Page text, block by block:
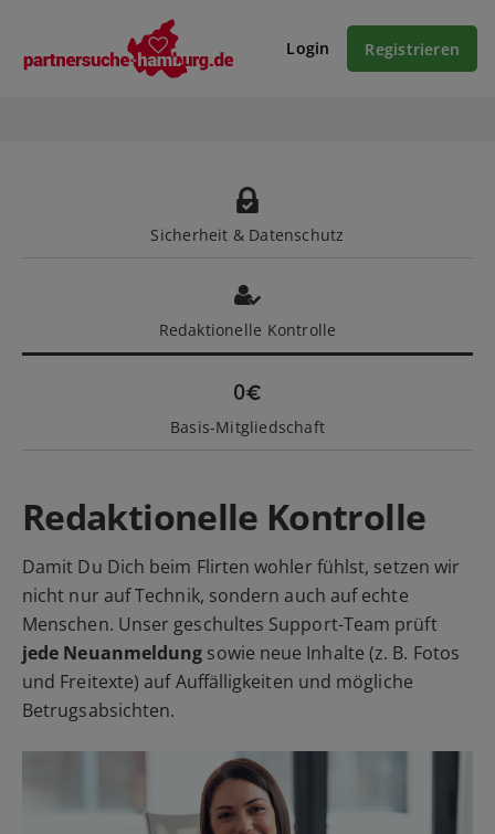
Login Registrieren
Sicherheit & Datenschutz
Redaktionelle Kontrolle
Basis-Mitgliedschaft
Redaktionelle Kontrolle
Damit Du Dich beim Flirten wohler fühlst, setzen wir
nicht nur auf Technik, sondern auch auf echte
Menschen. Unser geschultes Support-Team prüft
jede Neuanmeldung sowie neue Inhalte (z. B. Fotos
und Freitexte) auf Auffälligkeiten und mögliche
Betrugsabsichten.